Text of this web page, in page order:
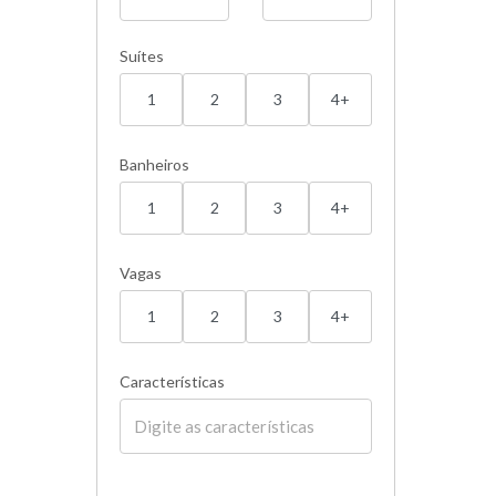
Suítes
1 2 3 4+
Banheiros
1 2 3 4+
Vagas
1 2 3 4+
Características